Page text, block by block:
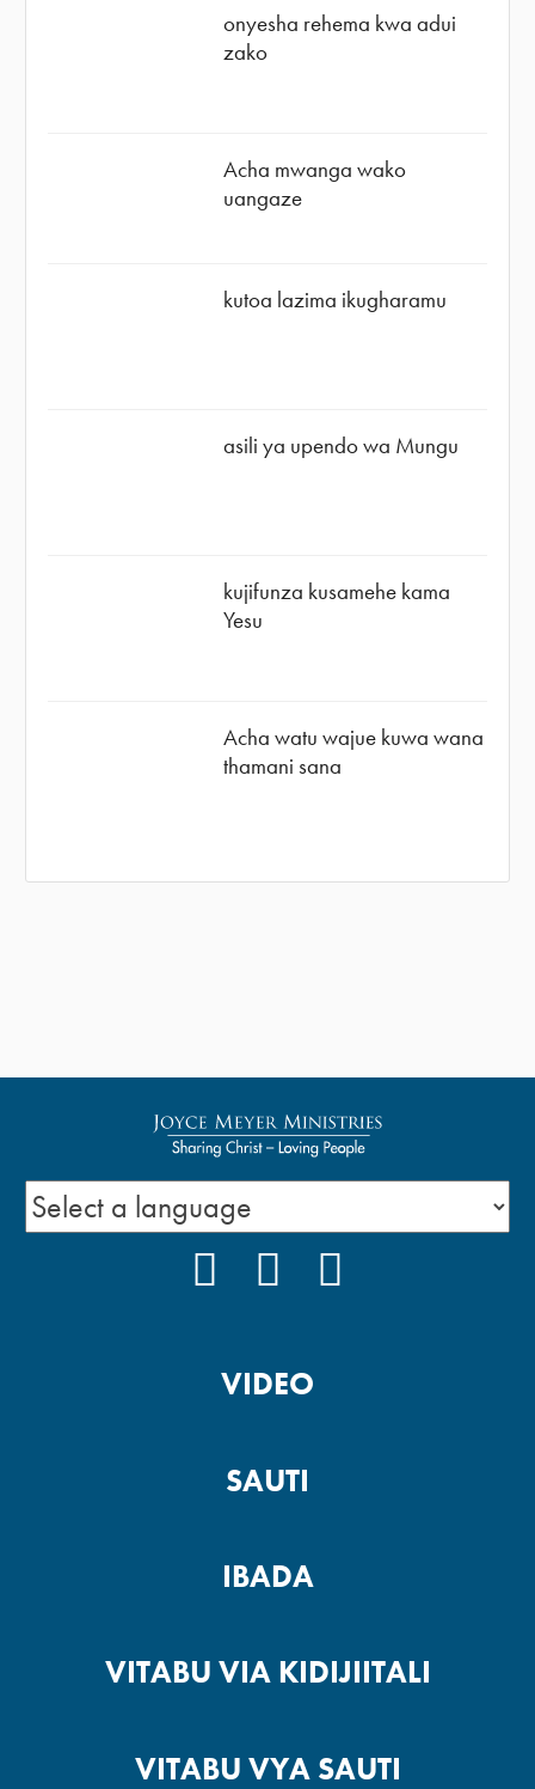
onyesha rehema kwa adui
zako
Acha mwanga wako
uangaze
kutoa lazima ikugharamu
asili ya upendo wa Mungu
kujifunza kusamehe kama
Yesu
Acha watu wajue kuwa wana
thamani sana
VIDEO
SAUTI
IBADA
VITABU VIA KIDIJIITALI
VITABU VYA SAUTI